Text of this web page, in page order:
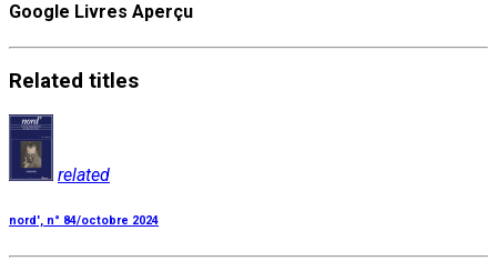
Google Livres Aperçu
Related titles
related
nord', n° 84/octobre 2024